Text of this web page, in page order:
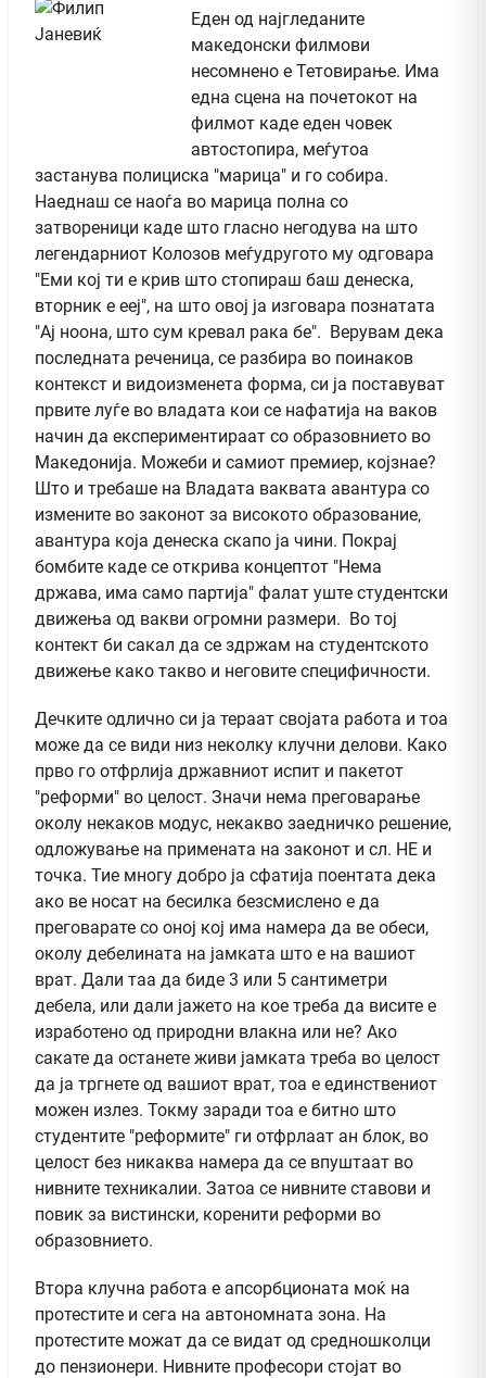
Еден од најгледаните
македонски филмови
несомнено е Тетовирање. Има
една сцена на почетокот на
филмот каде еден човек
автостопира, меѓутоа
застанува полициска "марица" и го собира.
Наеднаш се наоѓа во марица полна со
затвореници каде што гласно негодува на што
легендарниот Колозов меѓудругото му одговара
"Еми кој ти е крив што стопираш баш денеска,
вторник е ееј", на што овој ја изговара познатата
"Ај ноона, што сум кревал рака бе". Верувам дека
последната реченица, се разбира во поинаков
контекст и видоизменета форма, си ја поставуват
првите луѓе во владата кои се нафатија на ваков
начин да експериментираат со образовнието во
Македонија. Можеби и самиот премиер, којзнае?
Што и требаше на Владата ваквата авантура со
измените во законот за високото образование,
авантура која денеска скапо ја чини. Покрај
бомбите каде се открива концептот "Нема
држава, има само партија" фалат уште студентски
движења од вакви огромни размери. Во тој
контект би сакал да се здржам на студентското
движење како такво и неговите специфичности.
Дечките одлично си ја тераат својата работа и тоа
може да се види низ неколку клучни делови. Како
прво го отфрлија државниот испит и пакетот
"реформи" во целост. Значи нема преговарање
околу некаков модус, некакво заедничко решение,
одложување на примената на законот и сл. НЕ и
точка. Тие многу добро ја сфатија поентата дека
ако ве носат на бесилка безсмислено е да
преговарате со оној кој има намера да ве обеси,
околу дебелината на јамката што е на вашиот
врат. Дали таа да биде 3 или 5 сантиметри
дебела, или дали јажето на кое треба да висите е
изработено од природни влакна или не? Ако
сакате да останете живи јамката треба во целост
да ја тргнете од вашиот врат, тоа е единствениот
можен излез. Токму заради тоа е битно што
студентите "реформите" ги отфрлаaт ан блок, во
целост без никаква намера да се впуштаат во
нивните техникалии. Затоа се нивните ставови и
повик за вистински, коренити реформи во
образовнието.
Втора клучна работа е апсорбционата моќ на
протестите и сега на автономната зона. На
протестите можат да се видат од средношколци
до пензионери. Нивните професори стојат во